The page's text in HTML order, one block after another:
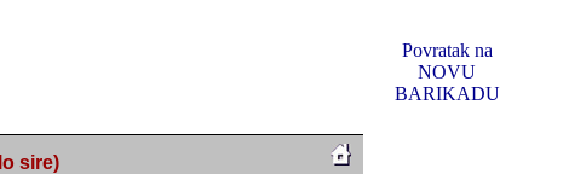
Povratak na
NOVU
BARIKADU
sire)